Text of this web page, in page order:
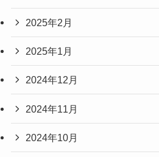
2025年2月
2025年1月
2024年12月
2024年11月
2024年10月